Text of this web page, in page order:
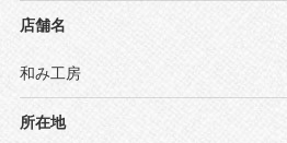
店舗名
和み工房
所在地